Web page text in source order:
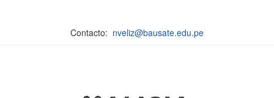
Contacto: nveliz@bausate.edu.pe